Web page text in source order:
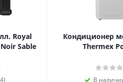
Royal
Sable
Кондиционер
Thermex
В